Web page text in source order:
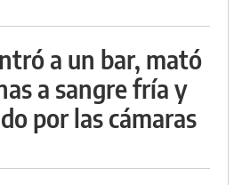
a un bar, mató
a sangre fría y
por las cámaras